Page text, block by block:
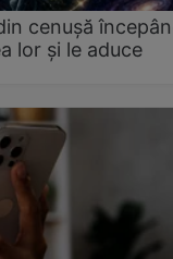
cenușă
lor și le aduce